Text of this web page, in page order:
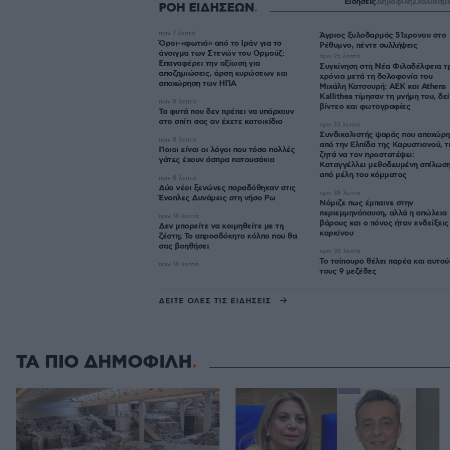
ΡΟΗ ΕΙΔΗΣΕΩΝ
Όροι-«φωτιά» από το Ιράν για το
άνοιγμα των Στενών του Ορμούζ:
Επαναφέρει την αξίωση για
αποζημιώσεις, άρση κυρώσεων και
αποχώρηση των ΗΠΑ
πριν 7 λεπτά
Τα φυτά που δεν πρέπει να υπάρχουν
στο σπίτι σας αν έχετε κατοικίδιο
πριν 8 λεπτά
Ποιοι είναι οι λόγοι που τόσο πολλές
γάτες έχουν άσπρα πατουσάκια
πριν 8 λεπτά
Δύο νέοι ξενώνες παραδόθηκαν στις
Ένοπλες Δυνάμεις στη νήσο Ρω
πριν 8 λεπτά
Δεν μπορείτε να κοιμηθείτε με τη
ζέστη; Το απροσδόκητο κόλπο που θα
σας βοηθήσει
πριν 18 λεπτά
Άγριος ξυλοδαρμός 51χρονου στο
Ρέθυμνο, πέντε συλλήψεις
πριν 18 λεπτά
Συγκίνηση στη Νέα Φιλαδέλφεια
χρόνια μετά τη δολοφονία του
Μιχάλη Κατσουρή: ΑΕΚ και Athens
Kallithea τίμησαν τη μνήμη του,
βίντεο και φωτογραφίες
πριν 25 λεπτά
Συνδικαλιστής ψαράς που
από την Ελπίδα της Καρυστιανού,
ζητά να τον προστατέψει:
Καταγγέλλει μεθοδευμένη
από μέλη του κόμματος
πριν 33 λεπτά
Νόμιζε πως έμπαινε στην
περιεμμηνόπαυση, αλλά η απώλεια
βάρους και ο πόνος ήταν ενδείξεις
καρκίνου
πριν 38 λεπτά
Το τσίπουρο θέλει παρέα και
τους 9 μεζέδες
πριν 38 λεπτά
ΔΕΙΤΕ ΟΛΕΣ ΤΙΣ ΕΙΔΗΣΕΙΣ
ΤΑ ΠΙΟ ΔΗΜΟΦΙΛΗ